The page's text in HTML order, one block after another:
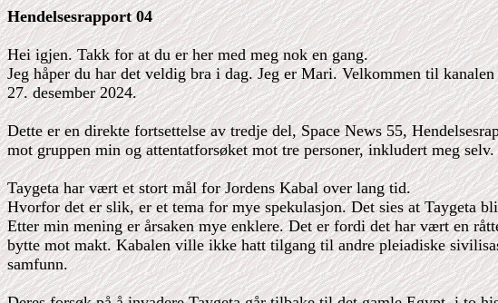
Hendelsesrapport 04
Hei igjen. Takk for at du er her med meg nok en gang.
Jeg håper du har det veldig bra i dag. Jeg er Mari. Velkommen til
27. desember 2024.
Dette er en direkte fortsettelse av tredje del, Space News 55,
mot gruppen min og attentatforsøket mot tre personer, inkludert meg selv.
Taygeta har vært et stort mål for Jordens Kabal over lang tid.
Hvorfor det er slik, er et tema for mye spekulasjon. Det sies at Taygeta
Etter min mening er årsaken mye enklere. Det er fordi det har vært en
bytte mot makt. Kabalen ville ikke hatt tilgang til andre pleiadiske
samfunn.